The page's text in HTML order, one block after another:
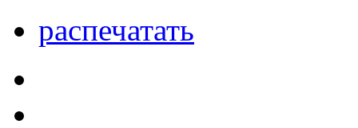
распечатать